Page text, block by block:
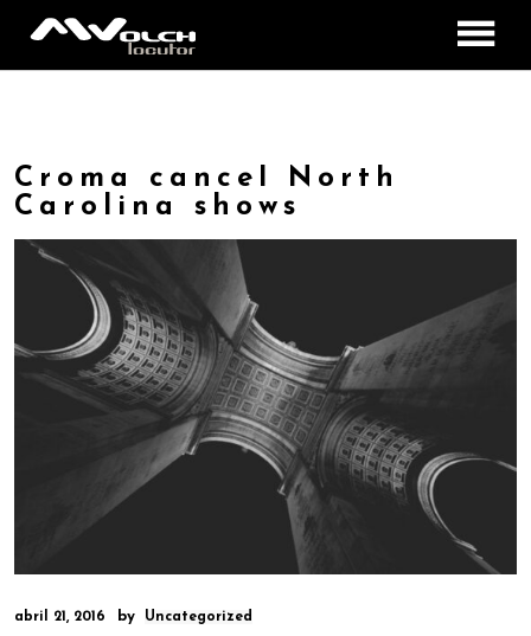
MILTON WOLCH
DOBLAJES
CONTACTO
Croma cancel North
Carolina shows
abril 21, 2016 by Uncategorized